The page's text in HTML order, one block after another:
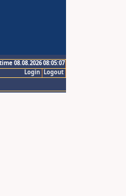
08.08.2026 08:05:07
Logout
Login